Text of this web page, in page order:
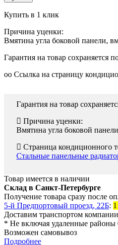
Купить в 1 клик
Причина уценки:
Вмятина угла боковой панели,
Гарантия на товар сохраняется
oo Ссылка на страницу
Гарантия на товар
Причина уценки:
Вмятина угла боковой
Страница кондиционного
Стальные панельные
Товар имеется в наличии
Склад в Санкт-Петербурге
Получение товара сразу после
5-й Предпортовый проезд, 22Б:
Доставим транспортом
* Не включая удаленные районы
Возможен самовывоз
Подробнее